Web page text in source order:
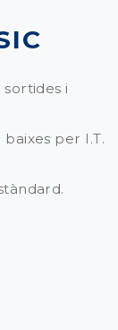
sortides i
baixes per I.T.